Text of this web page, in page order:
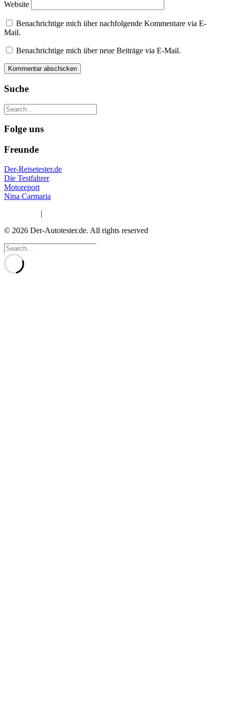
Website
Benachrichtige mich über nachfolgende Kommentare via E-
Mail.
Benachrichtige mich über neue Beiträge via E-Mail.
Suche
Folge uns
Freunde
Der-Reisetester.de
Die Testfahrer
Motoreport
Nina Carmaria
|
© 2026 Der-Autotester.de. All rights reserved